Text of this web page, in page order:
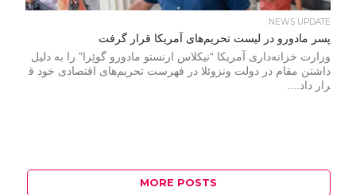
NEWS UPDATE
پسر مادورو در لیست تحریم‌های آمریکا قرار گرفت
وزارت خزانه‌داری آمریکا “نیکلاس ارنستو مادورو گوئِرا” را به دلیل
داشتن مقام در دولت ونزوئلا در فهرست تحریم‌های اقتصادی خود ق
رار داد....
MORE POSTS